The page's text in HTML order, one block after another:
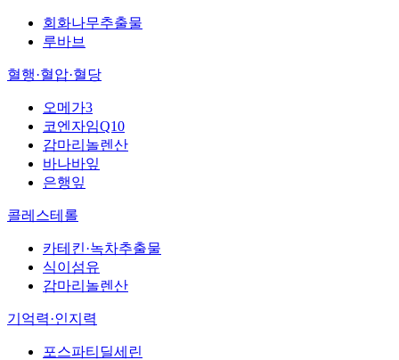
회화나무추출물
루바브
혈행·혈압·혈당
오메가3
코엔자임Q10
감마리놀렌산
바나바잎
은행잎
콜레스테롤
카테킨·녹차추출물
식이섬유
감마리놀렌산
기억력·인지력
포스파티딜세린